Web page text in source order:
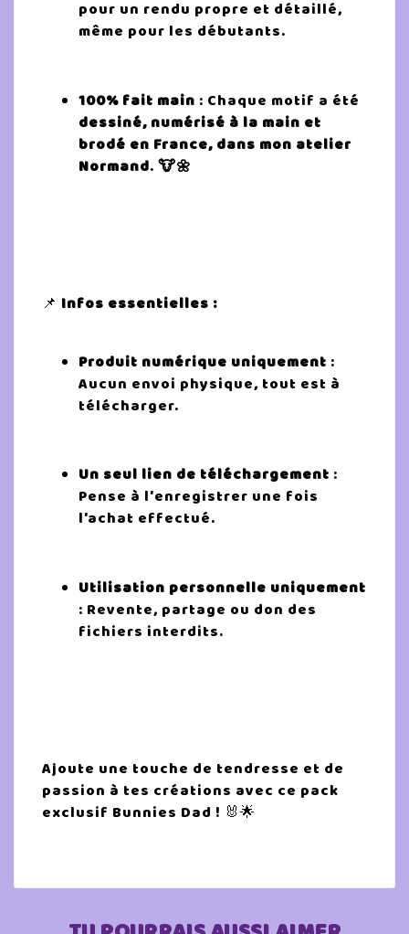
pour un rendu propre et détaillé,
même pour les débutants.
100% fait main : Chaque motif a été
dessiné, numérisé à la main et
brodé en France, dans mon atelier
Normand. 🐮🌼
📌 Infos essentielles :
Produit numérique uniquement :
Aucun envoi physique, tout est à
télécharger.
Un seul lien de téléchargement :
Pense à l'enregistrer une fois
l'achat effectué.
Utilisation personnelle uniquement
: Revente, partage ou don des
fichiers interdits.
Ajoute une touche de tendresse et de
passion à tes créations avec ce pack
exclusif Bunnies Dad ! 🐰🌟